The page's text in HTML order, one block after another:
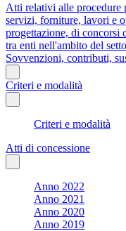
Atti relativi alle procedure
servizi, forniture, lavori e
progettazione, di concorsi
tra enti nell'ambito del
Sovvenzioni, contributi,
Criteri e modalità
Criteri e modalità
Atti di concessione
Anno 2022
Anno 2021
Anno 2020
Anno 2019